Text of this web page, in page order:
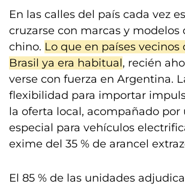
En las calles del país cada vez
cruzarse con marcas y modelos
chino. Lo que en países vecinos
Brasil ya era habitual, recién
verse con fuerza en Argentina.
flexibilidad para importar
la oferta local, acompañado
especial para vehículos
exime del 35 % de arancel
El 85 % de las unidades